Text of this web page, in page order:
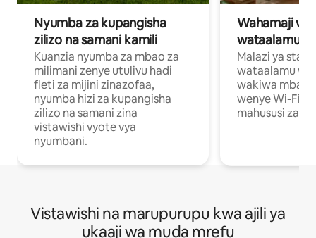
Nyumba za kupangisha
zilizo na samani kamili
Kuanzia nyumba za mbao za
milimani zenye utulivu hadi
fleti za mijini zinazofaa,
nyumba hizi za kupangisha
zilizo na samani zina
vistawishi vyote vya
nyumbani.
Wahamaji
wataalamu
Malazi ya
wataalamu
wakiwa mbali
wenye Wi-Fi
mahususi za
Vistawishi na marupurupu kwa ajili ya
ukaaji wa muda mrefu